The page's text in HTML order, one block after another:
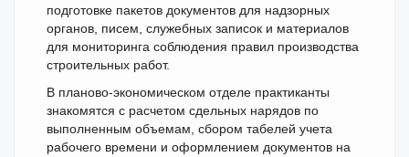
подготовке пакетов документов для надзорных
органов, писем, служебных записок и материалов
для мониторинга соблюдения правил производства
строительных работ.
В планово-экономическом отделе практиканты
знакомятся с расчетом сдельных нарядов по
выполненным объемам, сбором табелей учета
рабочего времени и оформлением документов на